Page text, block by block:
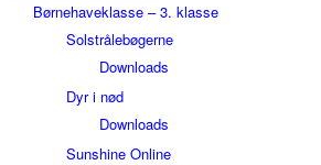
Børnehaveklasse – 3. klasse
Solstrålebøgerne
Downloads
Dyr i nød
Downloads
Sunshine Online